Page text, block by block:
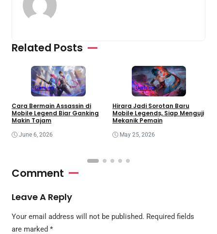
Related Posts
Gaming
Cara Bermain Assassin di
Mobile Legend Biar Ganking
Makin Tajam
June 6, 2026
Gaming
Hirara Jadi Sorotan Baru
Mobile Legends, Siap Menguji
Mekanik Pemain
May 25, 2026
Comment
Leave A Reply
Your email address will not be published. Required fields
are marked *